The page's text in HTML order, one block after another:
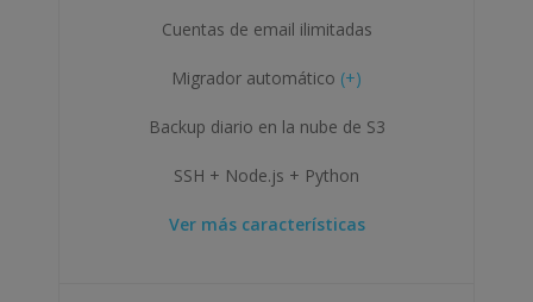
Cuentas de email ilimitadas
Migrador automático (+)
Backup diario en la nube de S3
SSH + Node.js + Python
Ver más características